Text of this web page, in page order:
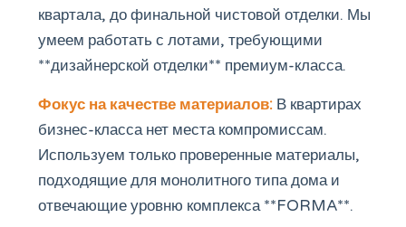
квартала, до финальной чистовой отделки. Мы
умеем работать с лотами, требующими
**дизайнерской отделки** премиум-класса.
Фокус на качестве материалов: В квартирах
бизнес-класса нет места компромиссам.
Используем только проверенные материалы,
подходящие для монолитного типа дома и
отвечающие уровню комплекса **FORMA**.